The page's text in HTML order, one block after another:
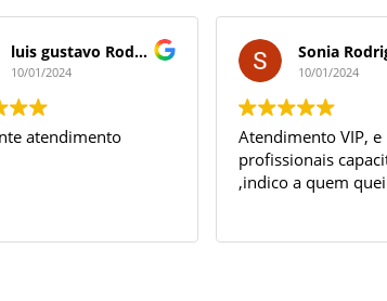
luis gustavo Rodrigues Sonia Rodrigues
Atendimento VIP, e
,indico a quem queira...